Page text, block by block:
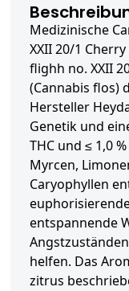
Medizinische
XXII 20/1
flighh no. XXII
(Cannabis flos)
Hersteller
Genetik und
THC und ≤ 1,0
Myrcen,
Caryophyllen
entspannende
helfen. Das
zitrus